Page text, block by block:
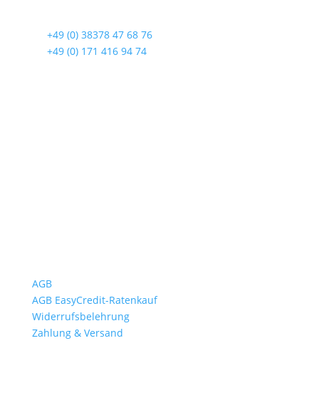
+49 (0) 38378 47 68 76
+49 (0) 171 416 94 74
AGB
AGB EasyCredit-Ratenkauf
Widerrufsbelehrung
Zahlung & Versand